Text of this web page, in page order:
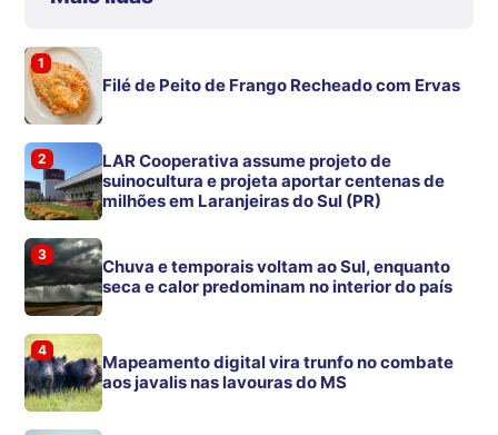
1
Filé de Peito de Frango Recheado com Ervas
2
LAR Cooperativa assume projeto de
suinocultura e projeta aportar centenas de
milhões em Laranjeiras do Sul (PR)
3
Chuva e temporais voltam ao Sul, enquanto
seca e calor predominam no interior do país
4
Mapeamento digital vira trunfo no combate
aos javalis nas lavouras do MS